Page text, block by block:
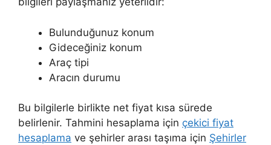
Bulunduğunuz konum
Gideceğiniz konum
Araç tipi
Aracın durumu
Bu bilgilerle birlikte net fiyat kısa sürede
belirlenir. Tahmini hesaplama için çekici fiyat
hesaplama ve şehirler arası taşıma için Şehirler